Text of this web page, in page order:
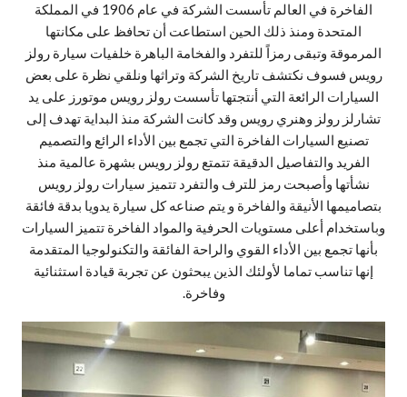
الفاخرة في العالم تأسست الشركة في عام 1906 في المملكة
المتحدة ومنذ ذلك الحين استطاعت أن تحافظ على مكانتها
المرموقة وتبقى رمزاً للتفرد والفخامة الباهرة خلفيات سيارة رولز
رويس فسوف نكتشف تاريخ الشركة وتراثها ونلقي نظرة على بعض
السيارات الرائعة التي أنتجتها تأسست رولز رويس موتورز على يد
تشارلز رولز وهنري رويس وقد كانت الشركة منذ البداية تهدف إلى
تصنيع السيارات الفاخرة التي تجمع بين الأداء الرائع والتصميم
الفريد والتفاصيل الدقيقة تتمتع رولز رويس بشهرة عالمية منذ
نشأتها وأصبحت رمز للترف والتفرد تتميز سيارات رولز رويس
بتصاميمها الأنيقة والفاخرة و يتم صناعه كل سيارة يدويا بدقة فائقة
وباستخدام أعلى مستويات الحرفية والمواد الفاخرة تتميز السيارات
بأنها تجمع بين الأداء القوي والراحة الفائقة والتكنولوجيا المتقدمة
إنها تناسب تماما لأولئك الذين يبحثون عن تجربة قيادة استثنائية
وفاخرة.